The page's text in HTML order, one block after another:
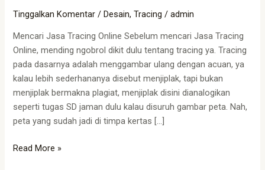
Tinggalkan Komentar /Desain,Tracing /admin
Mencari Jasa Tracing Online Sebelum mencari Jasa Tracing
Online, mending ngobrol dikit dulu tentang tracing ya. Tracing
pada dasarnya adalah menggambar ulang dengan acuan, ya
kalau lebih sederhananya disebut menjiplak, tapi bukan
menjiplak bermakna plagiat, menjiplak disini dianalogikan
seperti tugas SD jaman dulu kalau disuruh gambar peta. Nah,
peta yang sudah jadi di timpa kertas […]
Read More »